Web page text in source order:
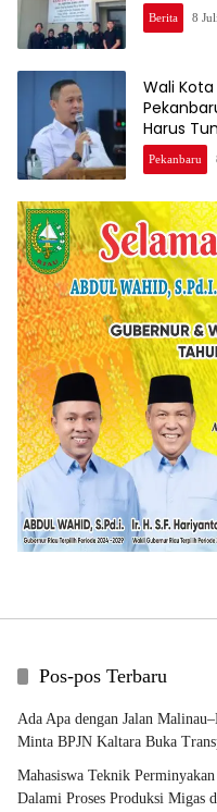
Berita 8
Wali
Harus
Pekanbaru
Pos-pos Terbaru
Ada Apa dengan Jalan
Minta BPJN Kaltara Buka
Mahasiswa Teknik
Dalami Proses Produksi Migas